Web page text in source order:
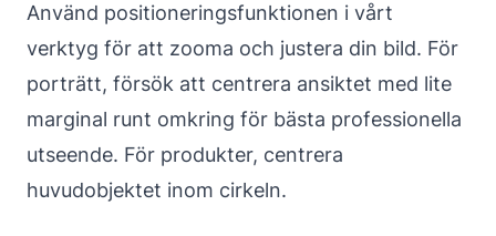
Använd positioneringsfunktionen i vårt
verktyg för att zooma och justera din bild. För
porträtt, försök att centrera ansiktet med lite
marginal runt omkring för bästa professionella
utseende. För produkter, centrera
huvudobjektet inom cirkeln.